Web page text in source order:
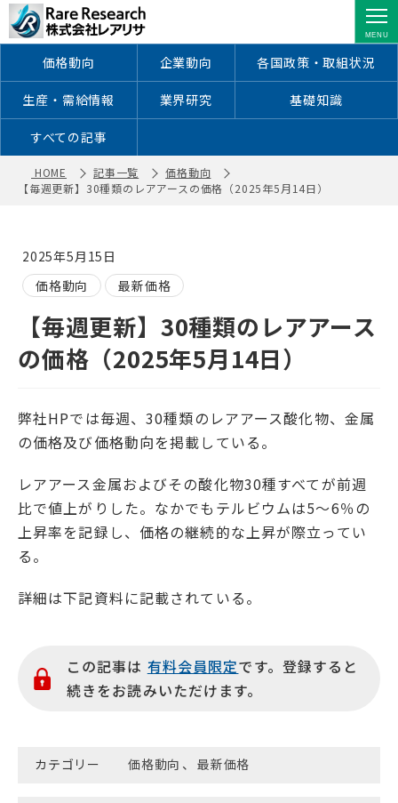
【毎週更新】30種類のレアアースの価
格（2025年5月14日） ｜ 株式会社レ
アリサ価格動向 企業動向 各国政策・取組状況
生産・需給情報 業界研究 基礎知識
すべての記事
HOME 記事一覧
価格動向
【毎週更新】30種類のレアアースの価格（2025年5月14日）
2025年5月15日
価格動向
最新価格
【毎週更新】30種類のレアアース
の価格（2025年5月14日）
弊社HPでは毎週、30種類のレアアース酸化物、金属
の価格及び価格動向を掲載している。
レアアース金属およびその酸化物30種すべてが前週
比で値上がりした。なかでもテルビウムは5〜6％の
上昇率を記録し、価格の継続的な上昇が際立ってい
る。
詳細は下記資料に記載されている。
この記事は 有料会員限定です。登録すると
続きをお読みいただけます。
カテゴリー 価格動向 、 最新価格